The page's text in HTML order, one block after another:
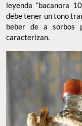
leyenda “bacanora
debe tener un tono
beber de a sorbos
caracterizan.